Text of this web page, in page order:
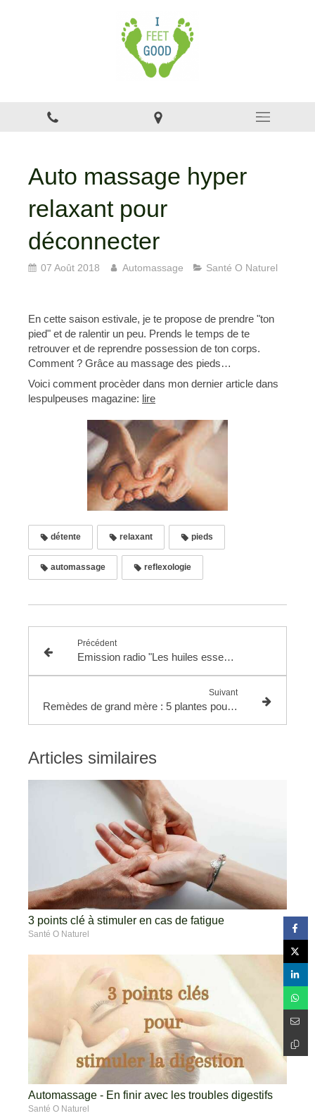
Auto massage hyper
relaxant pour
déconnecter
07 Août 2018 Automassage Santé O Naturel
En cette saison estivale, je te propose de prendre "ton
pied" et de ralentir un peu. Prends le temps de te
retrouver et de reprendre possession de ton corps.
Comment ? Grâce au massage des pieds…
Voici comment procèder dans mon dernier article dans
lespulpeuses magazine: lire
détente relaxant pieds
automassage reflexologie
Précédent
Emission radio "Les huiles essentielles messagères"
Suivant
Remèdes de grand mère : 5 plantes pour guérir tous tes petits maux
Articles similaires
3 points clé à stimuler en cas de fatigue
Santé O Naturel
Automassage - En finir avec les troubles digestifs
Santé O Naturel